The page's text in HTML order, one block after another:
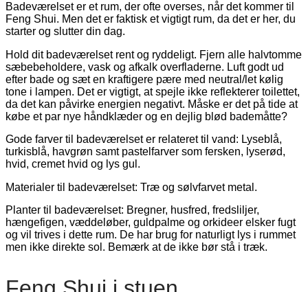
Badeværelset er et rum, der ofte overses, når det kommer til
Feng Shui. Men det er faktisk et vigtigt rum, da det er her, du
starter og slutter din dag.
Hold dit badeværelset rent og ryddeligt. Fjern alle halvtomme
sæbebeholdere, vask og afkalk overfladerne. Luft godt ud
efter bade og sæt en kraftigere pære med neutral/let kølig
tone i lampen. Det er vigtigt, at spejle ikke reflekterer toilettet,
da det kan påvirke energien negativt. Måske er det på tide at
købe et par nye håndklæder og en dejlig blød bademåtte?
Gode farver til badeværelset er relateret til vand: Lyseblå,
turkisblå, havgrøn samt pastelfarver som fersken, lyserød,
hvid, cremet hvid og lys gul.
Materialer til badeværelset: Træ og sølvfarvet metal.
Planter til badeværelset: Bregner, husfred, fredsliljer,
hængefigen, væddeløber, guldpalme og orkideer elsker fugt
og vil trives i dette rum. De har brug for naturligt lys i rummet
men ikke direkte sol. Bemærk at de ikke bør stå i træk.